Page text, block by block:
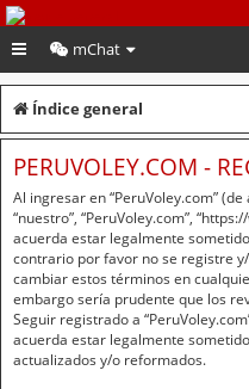
PeruVoley.com
mChat
Índice general
PERUVOLEY.COM -
Al ingresar en “PeruVoley.com” (de
“nuestro”, “PeruVoley.com”,
acuerda estar legalmente
contrario por favor no se registre y/
cambiar estos términos en
embargo sería prudente que los
Seguir registrado a
acuerda estar legalmente
actualizados y/o reformados.